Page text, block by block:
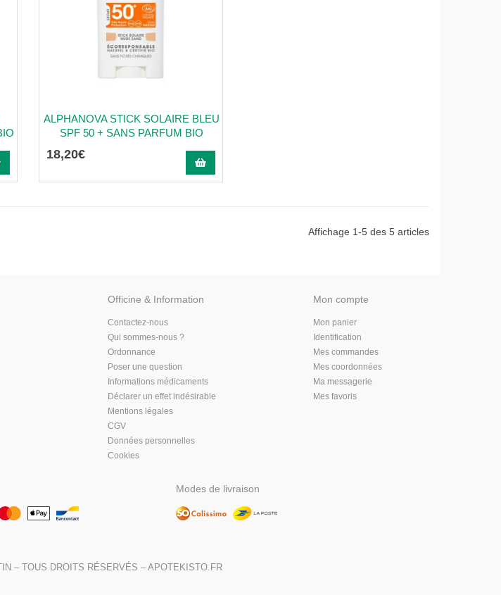
ALPHANOVA STICK SOLAIRE BLEU
SPF 50 + SANS PARFUM BIO
18,20€
Affichage 1-5 des 5 articles
Officine & Information
Contactez-nous
Qui sommes-nous ?
Ordonnance
Poser une question
Informations médicaments
Déclarer un effet indésirable
Mentions légales
CGV
Données personnelles
Cookies
Mon compte
Mon panier
Identification
Mes commandes
Mes coordonnées
Ma messagerie
Mes favoris
Modes de livraison
– TOUS DROITS RÉSERVÉS – APOTEKISTO.FR,